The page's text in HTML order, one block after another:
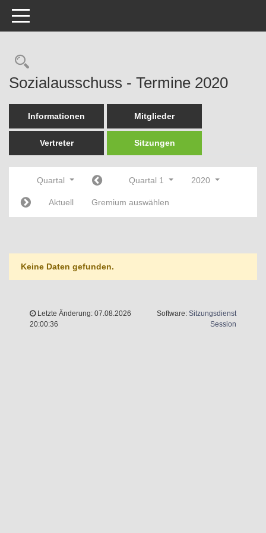
Toggle navigation
Rechercheauswahl
Sozialausschuss - Termine 2020
Informationen Mitglieder
Vertreter Sitzungen
Quartal Quartal 1 2020
Aktuell Gremium auswählen
Keine Daten gefunden.
Letzte Änderung: 07.08.2026
20:00:36
Software: Sitzungsdienst
Session